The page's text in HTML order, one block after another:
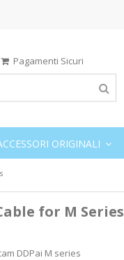
Pagamenti Sicuri
ORIGINALI
for M Series
DDPai M series